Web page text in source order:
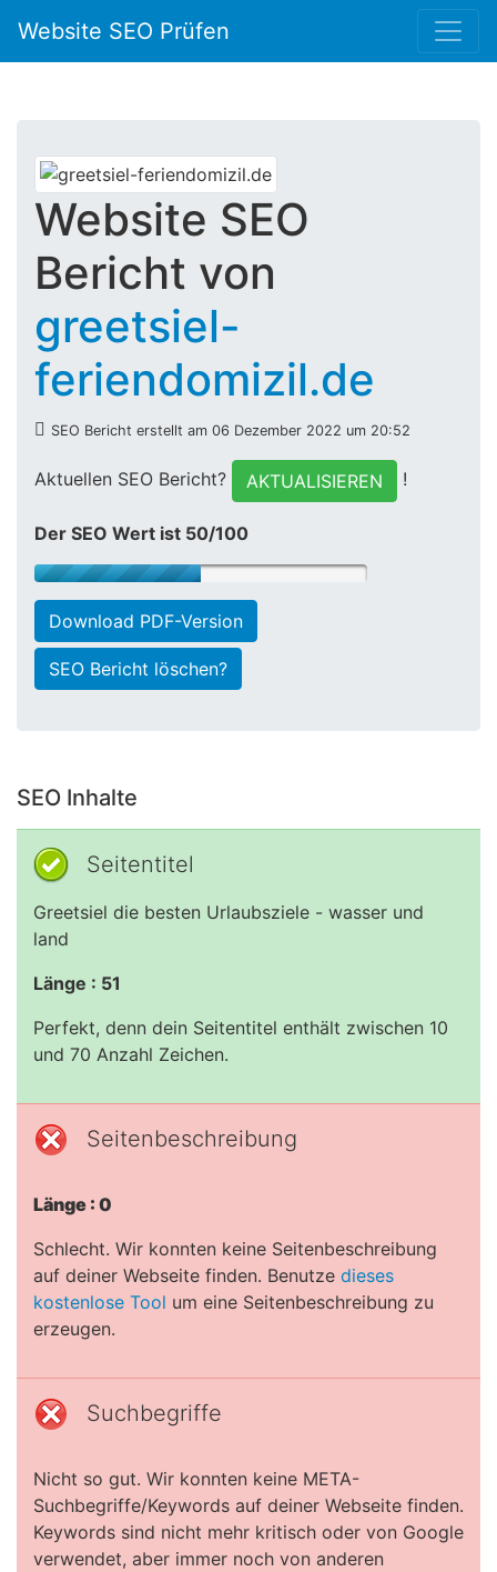
Website SEO Prüfen
Website SEO
Bericht von
greetsiel-
feriendomizil.de
SEO Bericht erstellt am 06 Dezember 2022 um 20:52
Aktuellen SEO Bericht? AKTUALISIEREN !
Der SEO Wert ist 50/100
Download PDF-Version
SEO Bericht löschen?
SEO Inhalte
Seitentitel
Greetsiel die besten Urlaubsziele - wasser und
land
Länge : 51
Perfekt, denn dein Seitentitel enthält zwischen 10
und 70 Anzahl Zeichen.
Seitenbeschreibung
Länge : 0
Schlecht. Wir konnten keine Seitenbeschreibung
auf deiner Webseite finden. Benutze dieses
kostenlose Tool um eine Seitenbeschreibung zu
erzeugen.
Suchbegriffe
Nicht so gut. Wir konnten keine META-
Suchbegriffe/Keywords auf deiner Webseite finden.
Keywords sind nicht mehr kritisch oder von Google
verwendet, aber immer noch von anderen